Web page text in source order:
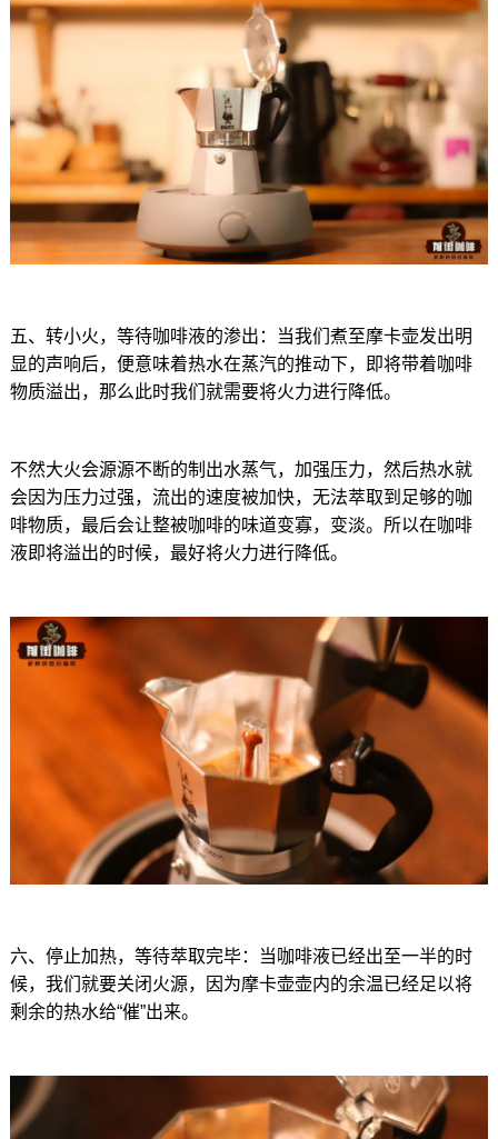
五、转小火，等待咖啡液的渗出：当我们煮至摩卡壶发出明
显的声响后，便意味着热水在蒸汽的推动下，即将带着咖啡
物质溢出，那么此时我们就需要将火力进行降低。
不然大火会源源不断的制出水蒸气，加强压力，然后热水就
会因为压力过强，流出的速度被加快，无法萃取到足够的咖
啡物质，最后会让整被咖啡的味道变寡，变淡。所以在咖啡
液即将溢出的时候，最好将火力进行降低。
六、停止加热，等待萃取完毕：当咖啡液已经出至一半的时
候，我们就要关闭火源，因为摩卡壶壶内的余温已经足以将
剩余的热水给“催”出来。